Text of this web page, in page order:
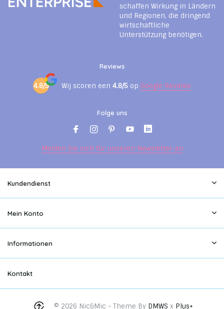
schaffen Wirkung in Ländern
und Regionen, die dringend
wirtschaftliche
Unterstützung benötigen.
Reviews
4.8/5 Wij scoren een 4.8/5 op Google Reviews
Folge uns
Melden Sie sich für unseren Newsletter an
Kundendienst
Mein Konto
Informationen
Kontakt
© 2026 Nic&Mic - Theme By DMWS x Plus+